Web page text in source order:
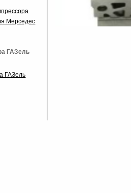
Мерседес
ГАЗель
ГАЗель